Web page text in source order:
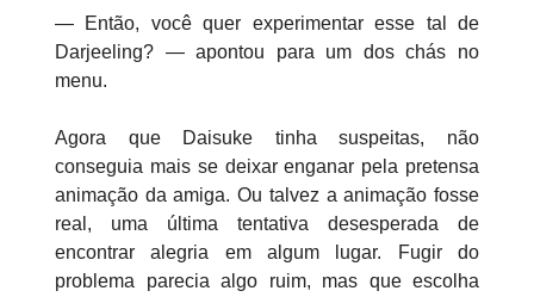
— Então, você quer experimentar esse tal de
Darjeeling? — apontou para um dos chás no
menu.
Agora que Daisuke tinha suspeitas, não
conseguia mais se deixar enganar pela pretensa
animação da amiga. Ou talvez a animação fosse
real, uma última tentativa desesperada de
encontrar alegria em algum lugar. Fugir do
problema parecia algo ruim, mas que escolha